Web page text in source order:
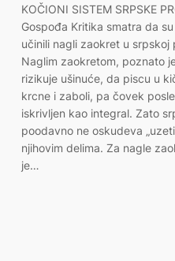
KOČIONI SISTEM SRPSKE
Gospođa Kritika smatra da
učinili nagli zaokret u srpskoj
Naglim zaokretom, poznato
rizikuje ušinuće, da piscu u
krcne i zaboli, pa čovek
iskrivljen kao integral. Zato
poodavno ne oskudeva
njihovim delima. Za nagle
je…